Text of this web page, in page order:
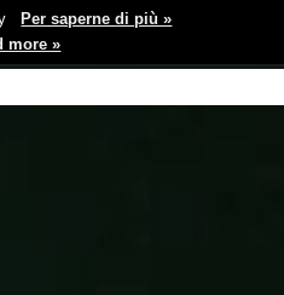
Per saperne di più »
more »